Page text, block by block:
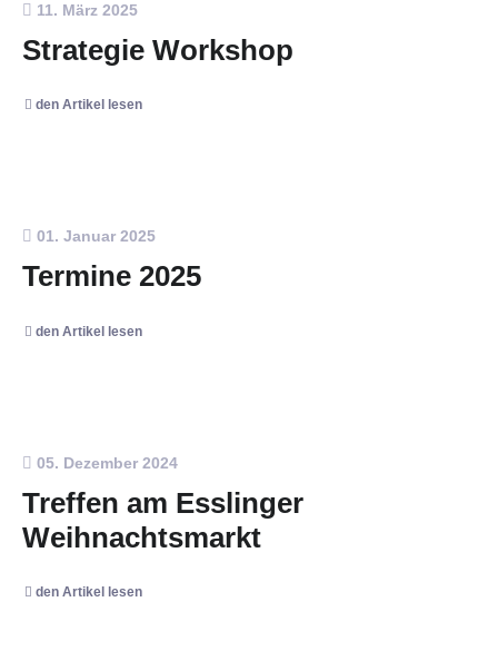
11. März 2025
Strategie Workshop
den Artikel lesen
01. Januar 2025
Termine 2025
den Artikel lesen
05. Dezember 2024
Treffen am Esslinger
Weihnachtsmarkt
den Artikel lesen